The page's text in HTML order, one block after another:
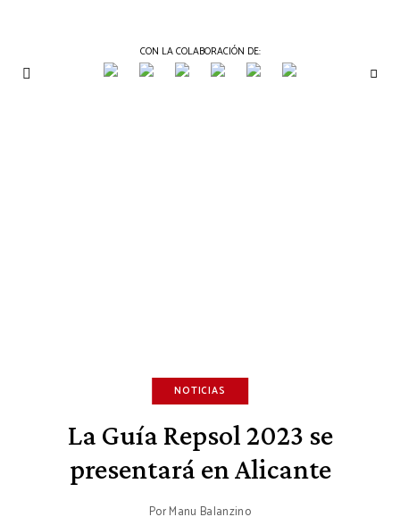
CON LA COLABORACIÓN DE:
NOTICIAS
La Guía Repsol 2023 se
presentará en Alicante
PorManu Balanzino